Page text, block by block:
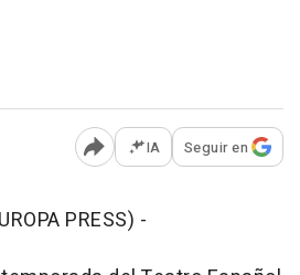
Abrir opciones para
IA Seguir en
PRESS) -